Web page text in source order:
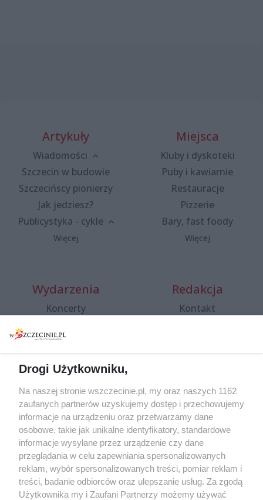
Artykuły
Wiadomości
Szczecin w budowie
Szczecińscy pionierzy
Jak jedziesz?
Publicystyka - cykle
Więcej
Miejsca
Kluby i dyskoteki
Puby i kawiarnie
Restauracje
Pizzerie
Bary, fast foody
Więcej
Wydarzenia
Koncerty
Spacery i oprowadzania
targi
Wernisaże
Więcej
Redakcja
Kontakt
Specjalny koncert z okazji
20. urodzin portalu
wSzczecinie.pl
Regulamin konkursów
śniadaniówka "Hej
Szczecin! Jest piątek!"
Drogi Użytkowniku,
Na naszej stronie wszczecinie.pl, my oraz naszych 1162
zaufanych partnerów uzyskujemy dostęp i przechowujemy
informacje na urządzeniu oraz przetwarzamy dane
osobowe, takie jak unikalne identyfikatory, standardowe
informacje wysyłane przez urządzenie czy dane
przeglądania w celu zapewniania spersonalizowanych
reklam, wybór spersonalizowanych treści, pomiar reklam i
treści, badanie odbiorców oraz ulepszanie usług. Za zgodą
Użytkownika my i Zaufani Partnerzy możemy używać